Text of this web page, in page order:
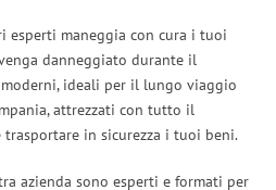
esperti maneggia con cura i tuoi
danneggiato durante il
ideali per il lungo viaggio
attrezzati con tutto il
trasportare in sicurezza i tuoi beni.
azienda sono esperti e formati per